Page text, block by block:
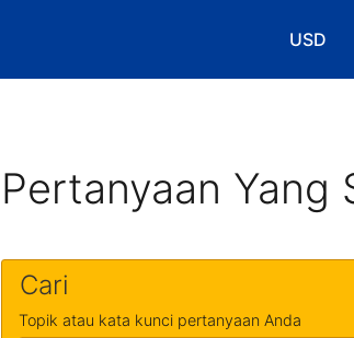
USD
Pilih
Pertanyaan Yang
Cari
Topik atau kata kunci pertanyaan Anda